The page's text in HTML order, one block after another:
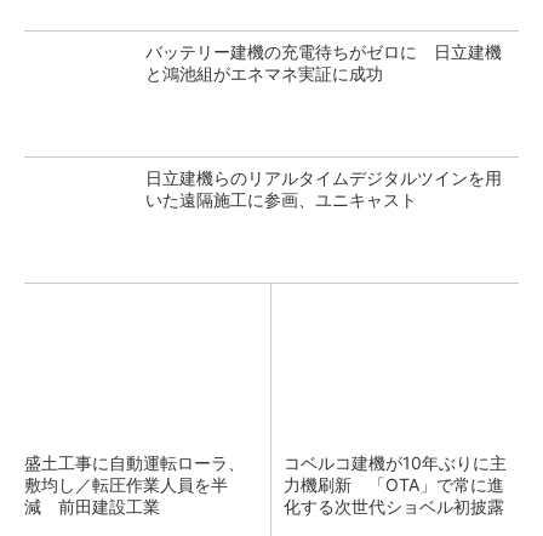
バッテリー建機の充電待ちがゼロに 日立建機
と鴻池組がエネマネ実証に成功
日立建機らのリアルタイムデジタルツインを用
いた遠隔施工に参画、ユニキャスト
盛土工事に自動運転ローラ、
敷均し／転圧作業人員を半
減 前田建設工業
コベルコ建機が10年ぶりに主
力機刷新 「OTA」で常に進
化する次世代ショベル初披露